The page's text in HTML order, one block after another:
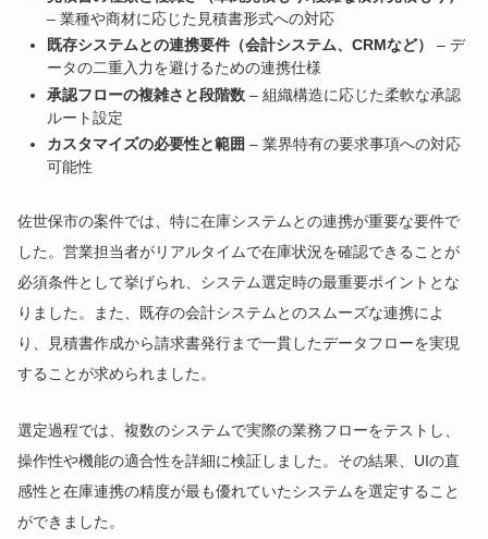
– 業種や商材に応じた見積書形式への対応
既存システムとの連携要件（会計システム、CRMなど）
– デ
ータの二重入力を避けるための連携仕様
承認フローの複雑さと段階数 – 組織構造に応じた柔軟な承認
ルート設定
カスタマイズの必要性と範囲 – 業界特有の要求事項への対応
可能性
佐世保市の案件では、特に在庫システムとの連携が重要な要件で
した。営業担当者がリアルタイムで在庫状況を確認できることが
必須条件として挙げられ、システム選定時の最重要ポイントとな
りました。また、既存の会計システムとのスムーズな連携によ
り、見積書作成から請求書発行まで一貫したデータフローを実現
することが求められました。
選定過程では、複数のシステムで実際の業務フローをテストし、
操作性や機能の適合性を詳細に検証しました。その結果、UIの直
感性と在庫連携の精度が最も優れていたシステムを選定すること
ができました。